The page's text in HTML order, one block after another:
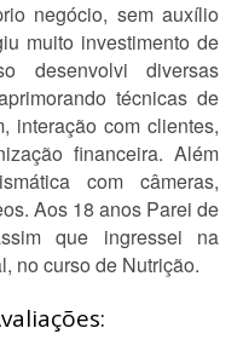
negócio, sem auxílio
muito investimento de
desenvolvi diversas
técnicas de
interação com clientes,
financeira. Além
com câmeras,
Aos 18 anos Parei de
que ingressei na
no curso de Nutrição.